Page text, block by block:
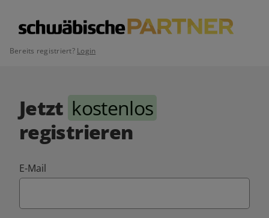
Bereits registriert? Login
Jetzt kostenlos
registrieren
E-Mail